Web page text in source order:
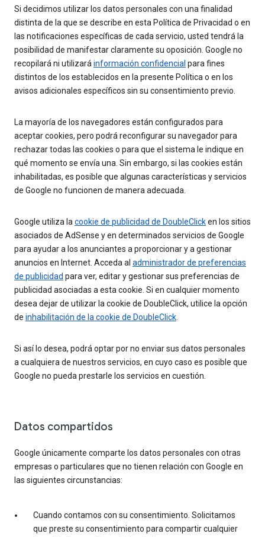
Si decidimos utilizar los datos personales con una finalidad
distinta de la que se describe en esta Política de Privacidad o en
las notificaciones específicas de cada servicio, usted tendrá la
posibilidad de manifestar claramente su oposición. Google no
recopilará ni utilizará información confidencial para fines
distintos de los establecidos en la presente Política o en los
avisos adicionales específicos sin su consentimiento previo.
La mayoría de los navegadores están configurados para
aceptar cookies, pero podrá reconfigurar su navegador para
rechazar todas las cookies o para que el sistema le indique en
qué momento se envía una. Sin embargo, si las cookies están
inhabilitadas, es posible que algunas características y servicios
de Google no funcionen de manera adecuada.
Google utiliza la cookie de publicidad de DoubleClicken los sitios
asociados de AdSense y en determinados servicios de Google
para ayudar a los anunciantes a proporcionar y a gestionar
anuncios en Internet. Acceda al administrador de preferencias
de publicidad para ver, editar y gestionar sus preferencias de
publicidad asociadas a esta cookie. Si en cualquier momento
desea dejar de utilizar la cookie de DoubleClick, utilice la opción
de inhabilitación de la cookie de DoubleClick
Si así lo desea, podrá optar por no enviar sus datos personales
a cualquiera de nuestros servicios, en cuyo caso es posible que
Google no pueda prestarle los servicios en cuestión.
Datos compartidos
Google únicamente comparte los datos personales con otras
empresas o particulares que no tienen relación con Google en
las siguientes circunstancias:
Cuando contamos con su consentimiento. Solicitamos
que preste su consentimiento para compartir cualquier